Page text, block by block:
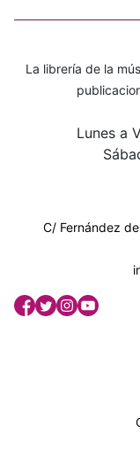
La librería de la
Lunes a
C/ Fernández